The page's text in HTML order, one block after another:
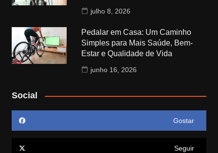
julho 8, 2026
Pedalar em Casa: Um Caminho
Simples para Mais Saúde, Bem-
Estar e Qualidade de Vida
junho 16, 2026
Social
Gostar
Seguir